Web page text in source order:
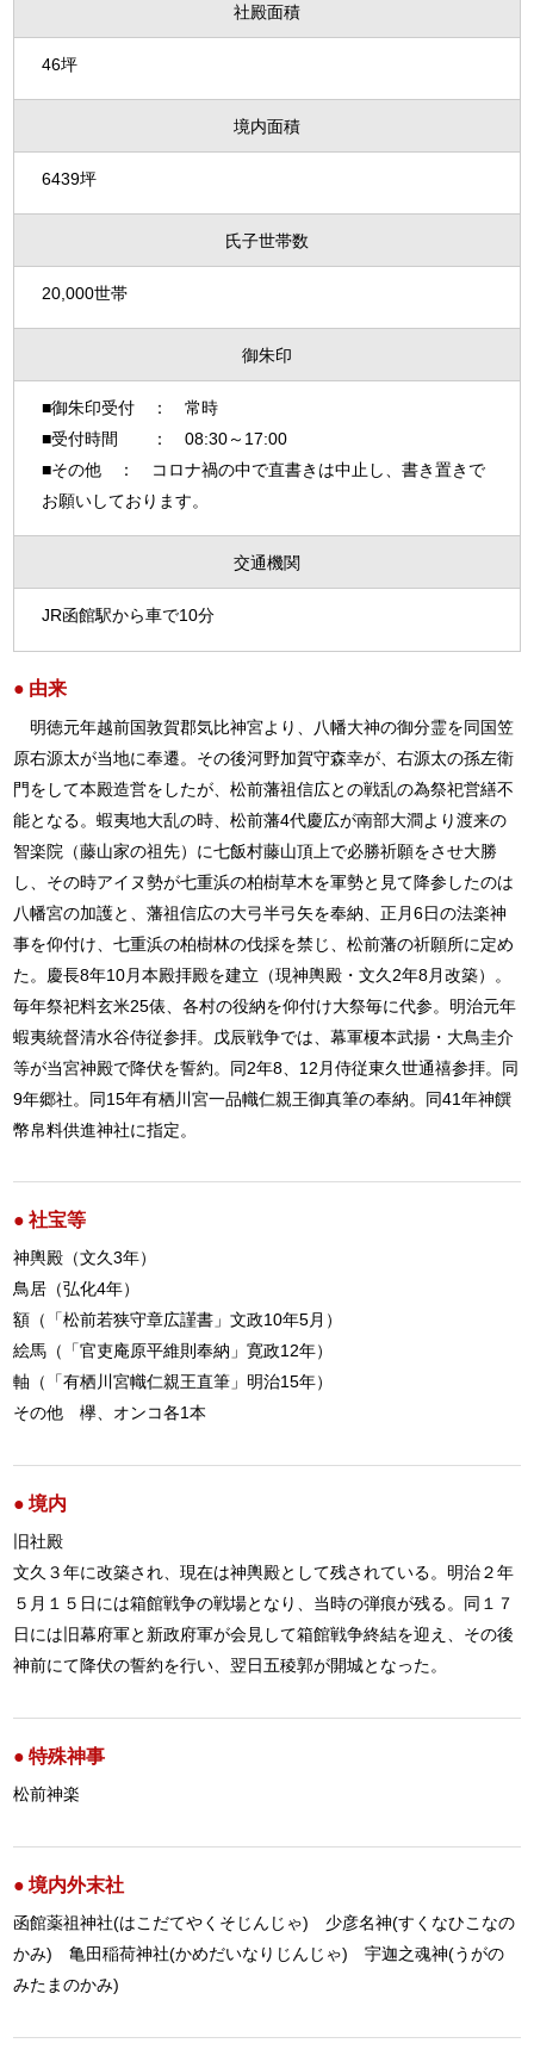
社殿面積
46坪
境内面積
6439坪
氏子世帯数
20,000世帯
御朱印
■御朱印受付 ： 常時
■受付時間 ： 08:30～17:00
■その他 ： コロナ禍の中で直書きは中止し、書き置きで
お願いしております。
交通機関
JR函館駅から車で10分
由来
明徳元年越前国敦賀郡気比神宮より、八幡大神の御分霊を同国笠
原右源太が当地に奉遷。その後河野加賀守森幸が、右源太の孫左衛
門をして本殿造営をしたが、松前藩祖信広との戦乱の為祭祀営繕不
能となる。蝦夷地大乱の時、松前藩4代慶広が南部大澗より渡来の
智楽院（藤山家の祖先）に七飯村藤山頂上で必勝祈願をさせ大勝
し、その時アイヌ勢が七重浜の柏樹草木を軍勢と見て降参したのは
八幡宮の加護と、藩祖信広の大弓半弓矢を奉納、正月6日の法楽神
事を仰付け、七重浜の柏樹林の伐採を禁じ、松前藩の祈願所に定め
た。慶長8年10月本殿拝殿を建立（現神輿殿・文久2年8月改築）。
毎年祭祀料玄米25俵、各村の役納を仰付け大祭毎に代参。明治元年
蝦夷統督清水谷侍従参拝。戊辰戦争では、幕軍榎本武揚・大鳥圭介
等が当宮神殿で降伏を誓約。同2年8、12月侍従東久世通禧参拝。同
9年郷社。同15年有栖川宮一品幟仁親王御真筆の奉納。同41年神饌
幣帛料供進神社に指定。
社宝等
神輿殿（文久3年）
鳥居（弘化4年）
額（「松前若狭守章広謹書」文政10年5月）
絵馬（「官吏庵原平維則奉納」寛政12年）
軸（「有栖川宮幟仁親王直筆」明治15年）
その他 欅、オンコ各1本
境内
旧社殿
文久３年に改築され、現在は神輿殿として残されている。明治２年
５月１５日には箱館戦争の戦場となり、当時の弾痕が残る。同１７
日には旧幕府軍と新政府軍が会見して箱館戦争終結を迎え、その後
神前にて降伏の誓約を行い、翌日五稜郭が開城となった。
特殊神事
松前神楽
境内外末社
函館薬祖神社(はこだてやくそじんじゃ) 少彦名神(すくなひこなの
かみ) 亀田稲荷神社(かめだいなりじんじゃ) 宇迦之魂神(うがの
みたまのかみ)